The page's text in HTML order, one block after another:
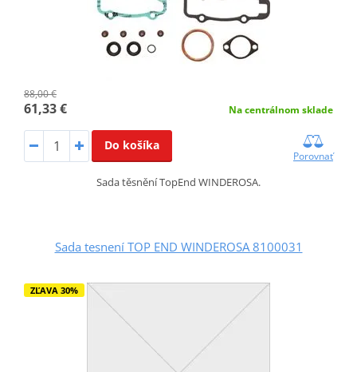
88,00 €
61,33 € Na centrálnom sklade
Do košíka
Porovnať
Sada těsnění TopEnd WINDEROSA.
Sada tesnení TOP END WINDEROSA 8100031
ZĽAVA 30%